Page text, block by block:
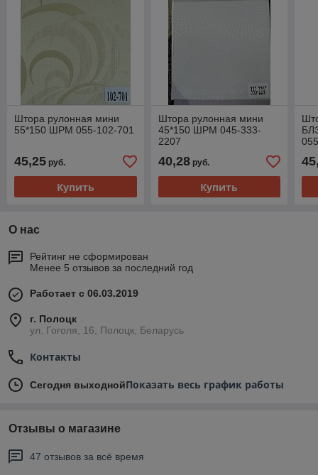
Штора рулонная мини
55*150 ШРМ 055-102-701
45,25 руб.
Купить
Штора рулонная мини
45*150 ШРМ 045-333-
2207
40,28руб.
Купить
О нас
Рейтинг не сформирован
Менее 5 отзывов за последний год
Работает с 06.03.2019
г. Полоцк
ул. Гоголя, 16, Полоцк, Беларусь
Контакты
Сегодня выходнойПоказать весь график работы
Отзывы о магазине
47 отзывов за всё время